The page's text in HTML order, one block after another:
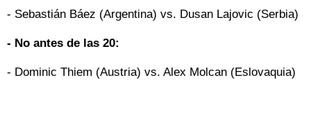
- Sebastián Báez (Argentina) vs. Dusan Lajovic (Serbia)
- No antes de las 20:
- Dominic Thiem (Austria) vs. Alex Molcan (Eslovaquia)